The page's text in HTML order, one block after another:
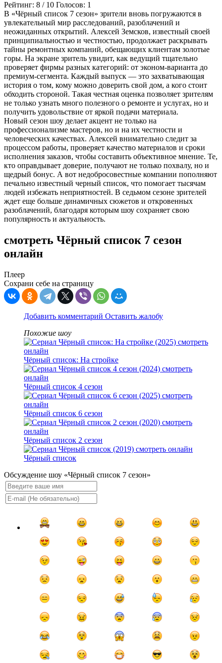
Рейтинг: 8 / 10 Голосов: 1
В «Чёрный список 7 сезон» зрители вновь погружаются в
увлекательный мир расследований, разоблачений и
неожиданных открытий. Алексей Земсков, известный своей
принципиальностью и честностью, продолжает раскрывать
тайны ремонтных компаний, обещающих клиентам золотые
горы. На экране зритель увидит, как ведущий тщательно
проверяет фирмы разных категорий: от эконом-варианта до
премиум-сегмента. Каждый выпуск — это захватывающая
история о том, кому можно доверить свой дом, а кого стоит
обходить стороной. Такая честная оценка позволяет зрителям
не только узнать много полезного о ремонте и услугах, но и
получить удовольствие от яркой подачи материала.
Новый сезон шоу делает акцент не только на
профессионализме мастеров, но и на их честности и
человеческих качествах. Алексей внимательно следит за
процессом работы, проверяет качество материалов и сроки
исполнения заказов, чтобы составить объективное мнение. Те,
кто оправдывает доверие, получают не только похвалу, но и
щедрый бонус. А вот недобросовестные компании пополняют
печально известный черный список, что помогает тысячам
людей избежать неприятностей. В седьмом сезоне зрителей
ждет еще больше динамичных сюжетов и откровенных
разоблачений, благодаря которым шоу сохраняет свою
популярность и актуальность.
смотреть Чёрный список 7 сезон
онлайн
Плеер
Сохрани себе на страницу
Добавить комментарий Оставить жалобу
Похожие шоу
Чёрный список: На стройке
Чёрный список 4 сезон
Чёрный список 6 сезон
Чёрный список 2 сезон
Чёрный список
Обсуждение шоу «Чёрный список 7 сезон»